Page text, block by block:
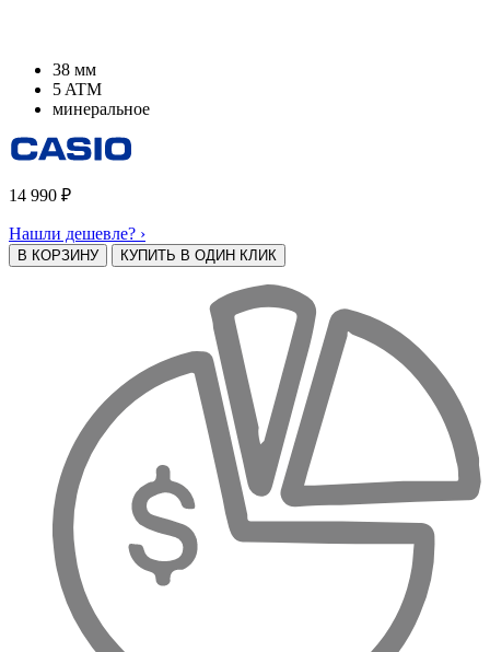
38 мм
5 ATM
минеральное
14 990 ₽
Нашли дешевле? ›
В КОРЗИНУ КУПИТЬ В ОДИН КЛИК